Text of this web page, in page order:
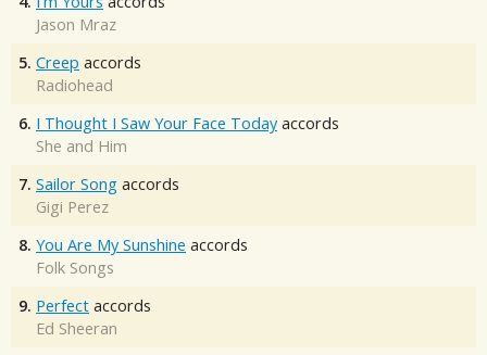
Jason Mraz
5. Creep accords
Radiohead
6. I Thought I Saw Your Face Today accords
She and Him
7. Sailor Song accords
Gigi Perez
8. You Are My Sunshine accords
Folk Songs
9. Perfect accords
Ed Sheeran